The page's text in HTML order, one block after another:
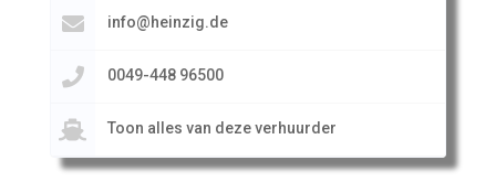
info@heinzig.de
0049-448 96500
Toon alles van deze verhuurder